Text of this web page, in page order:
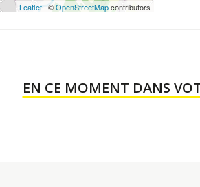
Leaflet | ©OpenStreetMapcontributors
EN CE MOMENT DANS